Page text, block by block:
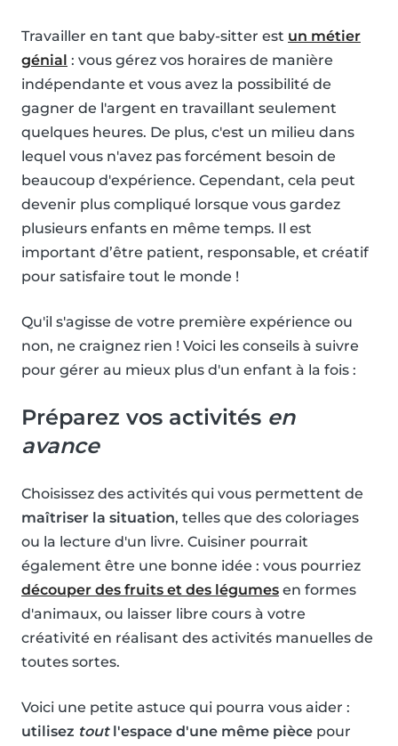
Travailler en tant que baby-sitter est un métier
génial : vous gérez vos horaires de manière
indépendante et vous avez la possibilité de
gagner de l'argent en travaillant seulement
quelques heures. De plus, c'est un milieu dans
lequel vous n'avez pas forcément besoin de
beaucoup d'expérience. Cependant, cela peut
devenir plus compliqué lorsque vous gardez
plusieurs enfants en même temps. Il est
important d’être patient, responsable, et créatif
pour satisfaire tout le monde !
Qu'il s'agisse de votre première expérience ou
non, ne craignez rien ! Voici les conseils à suivre
pour gérer au mieux plus d'un enfant à la fois :
Préparez vos activités en
avance
Choisissez des activités qui vous permettent de
maîtriser la situation, telles que des coloriages
ou la lecture d'un livre. Cuisiner pourrait
également être une bonne idée : vous pourriez
découper des fruits et des légumes en formes
d'animaux, ou laisser libre cours à votre
créativité en réalisant des activités manuelles de
toutes sortes.
Voici une petite astuce qui pourra vous aider :
utilisez toutl'espace d'une même pièce pour